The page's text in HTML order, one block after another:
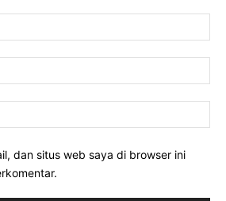
dan situs web saya di browser ini